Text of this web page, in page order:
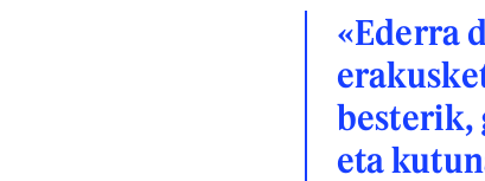
«Ederra
besterik,
eta